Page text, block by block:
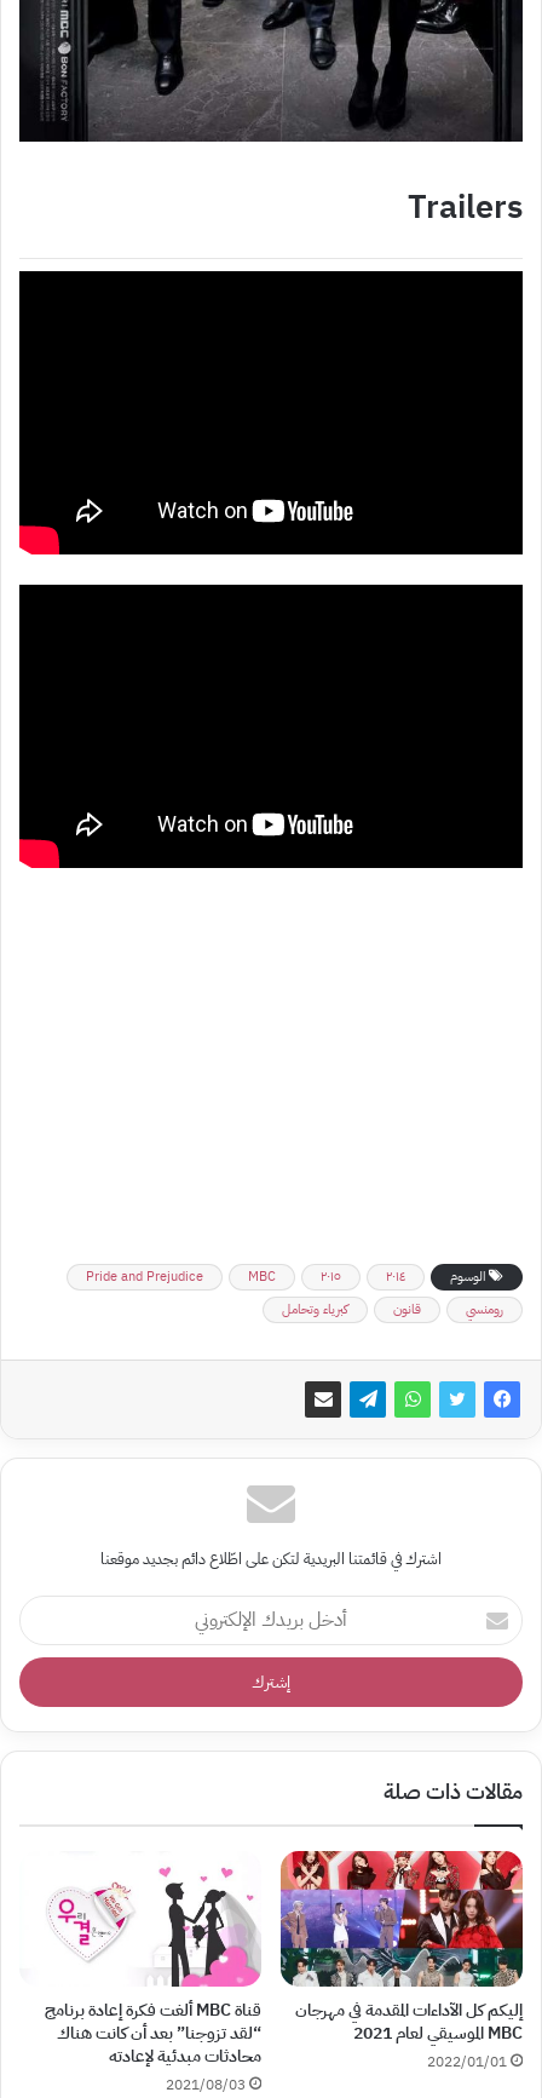
Trailers
الوسوم ٢٠١٤ ٢٠١٥ MBC
Pride and Prejudice
رومنسي
قانون كبرياء وتحامل
اشترك في قائمتنا البريدية لتكن على اطّلاع دائم بجديد موقعنا
أدخل
بريدك
الإلكتروني
مقالات ذات صلة
إليكم كل الآداءات المقدمة في مهرجان
MBC الموسيقي لعام 2021
2022/01/01
قناة MBC ألغت فكرة إعادة برنامج
“لقد تزوجنا” بعد أن كانت هناك
محادثات مبدئية لإعادته
2021/08/03